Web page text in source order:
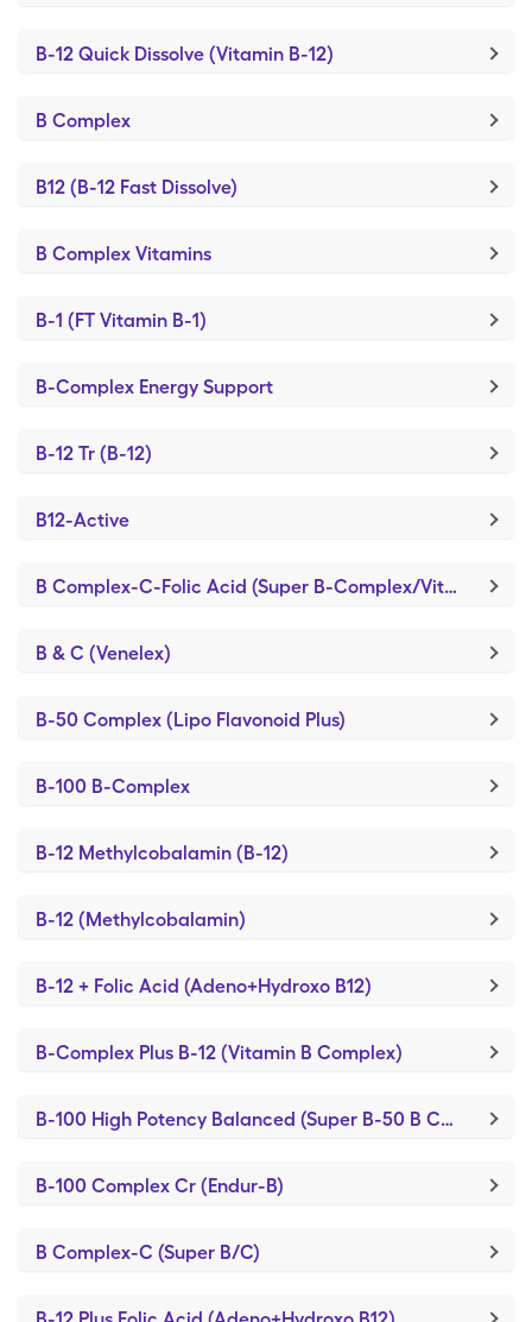
B-12 Quick Dissolve (Vitamin B-12)
B Complex
B12 (B-12 Fast Dissolve)
B Complex Vitamins
B-1 (FT Vitamin B-1)
B-Complex Energy Support
B-12 Tr (B-12)
B12-Active
B Complex-C-Folic Acid (Super B-Complex/Vit C/FA)
B & C (Venelex)
B-50 Complex (Lipo Flavonoid Plus)
B-100 B-Complex
B-12 Methylcobalamin (B-12)
B-12 (Methylcobalamin)
B-12 + Folic Acid (Adeno+Hydroxo B12)
B-Complex Plus B-12 (Vitamin B Complex)
B-100 High Potency Balanced (Super B-50 B Complex)
B-100 Complex Cr (Endur-B)
B Complex-C (Super B/C)